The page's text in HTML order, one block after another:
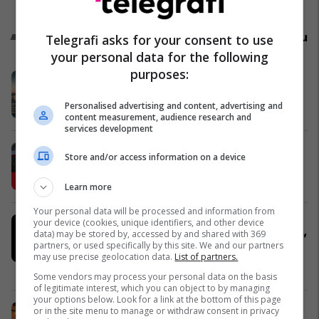
Promo Reklamo këtu
Zgjidhni PrishtinaTicket për
Prishtina Ticket
Karburant cilësor dhe shumë më
Russell Crowe në rolin e një
shqiptari në filmin e ri “The Get Out”
në CineStar
"A po takohemi? Veni dihet" – Një
Telegrafi asks for your consent to use
your personal data for the following
purposes:
Personalised advertising and content, advertising and
content measurement, audience research and
services development
Store and/or access information on a device
Learn more
Your personal data will be processed and information from
your device (cookies, unique identifiers, and other device
data) may be stored by, accessed by and shared with 369
partners, or used specifically by this site. We and our partners
may use precise geolocation data. List of partners.
Some vendors may process your personal data on the basis
of legitimate interest, which you can object to by managing
your options below. Look for a link at the bottom of this page
or in the site menu to manage or withdraw consent in privacy